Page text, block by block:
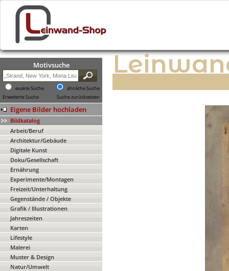
Motivsuche
exakte Suche
ähnliche Suche
Erweiterte Suche
Suche zurücksetzen
Eigene Bilder hochladen
Bildkatalog
Arbeit/Beruf
Architektur/Gebäude
Digitale Kunst
Doku/Gesellschaft
Ernährung
Experimente/Montagen
Freizeit/Unterhaltung
Gegenstände / Objekte
Grafik / Illustrationen
Jahreszeiten
Karten
Lifestyle
Malerei
Muster & Design
Natur/Umwelt